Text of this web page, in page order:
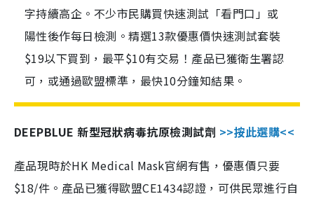
字持續高企。不少市民購買快速測試「看門口」或
陽性後作每日檢測。精選13款優惠價快速測試套裝
$19以下買到，最平$10有交易！產品已獲衛生署認
可，或通過歐盟標準，最快10分鐘知結果。
DEEPBLUE 新型冠狀病毒抗原檢測試劑 >>按此選購<<
產品現時於HK Medical Mask官網有售，優惠價只要
$18/件。產品已獲得歐盟CE1434認證，可供民眾進行自